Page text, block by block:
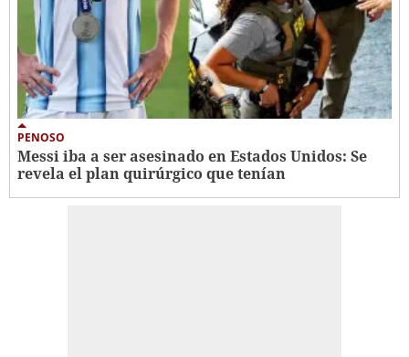
PENOSO
Messi iba a ser asesinado en Estados Unidos: Se
revela el plan quirúrgico que tenían